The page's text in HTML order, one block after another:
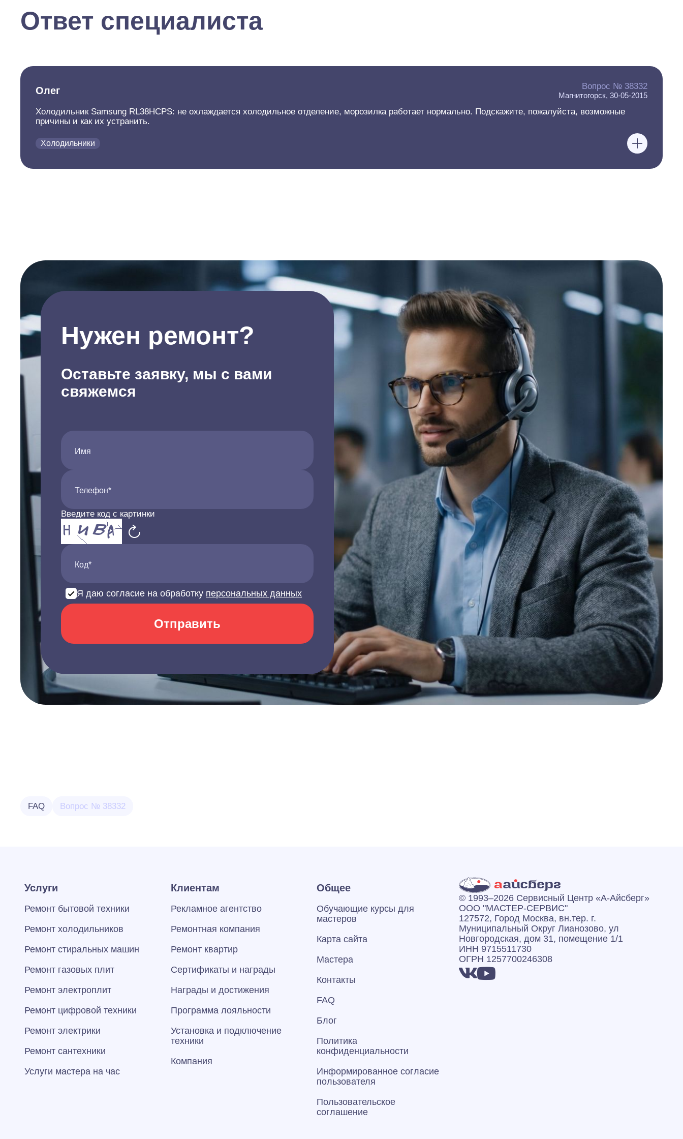
Ответ специалиста
Олег Вопрос № 38332
Магнитогорск, 30-05-2015
Холодильник Samsung RL38HCPS: не охлаждается холодильное отделение, морозилка работает нормально. Подскажите, пожалуйста, возможные
причины и как их устранить.
Холодильники
Нужен ремонт?
Оставьте заявку, мы с вами
свяжемся
Имя
Телефон*
Введите код с картинки
Код*
Я даю согласие на обработку персональных данных
Отправить
FAQ Вопрос № 38332
Услуги
Ремонт бытовой техники
Ремонт холодильников
Ремонт стиральных машин
Ремонт газовых плит
Ремонт электроплит
Ремонт цифровой техники
Ремонт электрики
Ремонт сантехники
Услуги мастера на час
Клиентам
Рекламное агентство
Ремонтная компания
Ремонт квартир
Сертификаты и награды
Награды и достижения
Программа лояльности
Установка и подключение
техники
Компания
Общее
Обучающие курсы для
мастеров
Карта сайта
Мастера
Контакты
FAQ
Блог
Политика
конфиденциальности
Информированное согласие
пользователя
Пользовательское
соглашение
© 1993–2026 Сервисный Центр «А‑Айсберг»
ООО "МАСТЕР-СЕРВИС"
127572, Город Москва, вн.тер. г.
Муниципальный Округ Лианозово, ул
Новгородская, дом 31, помещение 1/1
ИНН 9715511730
ОГРН 1257700246308